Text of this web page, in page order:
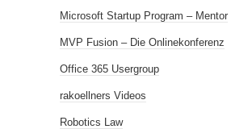
Microsoft Startup Program – Mentor
MVP Fusion – Die Onlinekonferenz
Office 365 Usergroup
rakoellners Videos
Robotics Law